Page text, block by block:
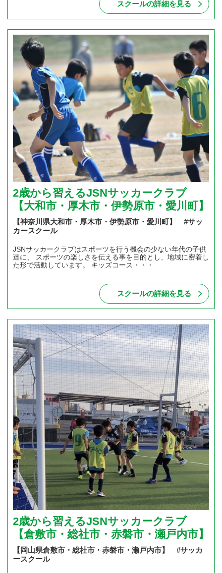
スクールの詳細を見る
2歳から習えるJSNサッカークラブ
【大和市・厚木市・伊勢原市・愛川町】
【神奈川県大和市・厚木市・伊勢原市・愛川町】 #サッ
カースクール
JSNサッカークラブはスポーツを行う機会の少ない年代の子供
達に、 スポーツの楽しさを伝える事を目的とし、地域に密着し
た形で活動しています。 キッズコース・・・
スクールの詳細を見る
2歳から習えるJSNサッカークラブ
【倉敷市・総社市・赤磐市・瀬戸内市】
【岡山県倉敷市・総社市・赤磐市・瀬戸内市】 #サッカ
ースクール